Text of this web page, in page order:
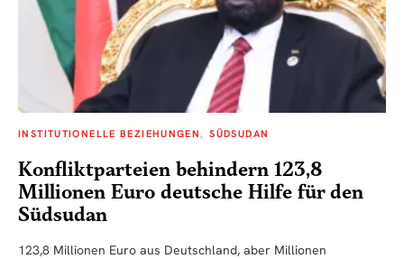
INSTITUTIONELLE BEZIEHUNGEN SÜDSUDAN
Konfliktparteien behindern 123,8
Millionen Euro deutsche Hilfe für den
Südsudan
123,8 Millionen Euro aus Deutschland, aber Millionen